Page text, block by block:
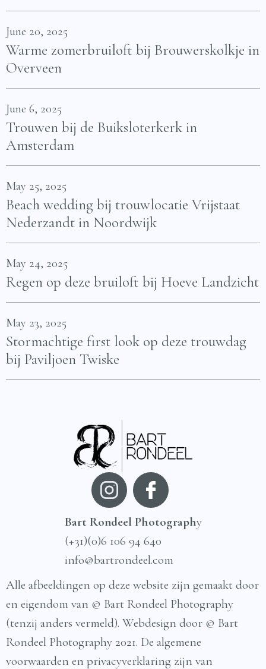
June 20, 2025
Warme zomerbruiloft bij Brouwerskolkje in
Overveen
June 6, 2025
Trouwen bij de Buiksloterkerk in
Amsterdam
May 25, 2025
Beach wedding bij trouwlocatie Vrijstaat
Nederzandt in Noordwijk
May 24, 2025
Regen op deze bruiloft bij Hoeve Landzicht
May 23, 2025
Stormachtige first look op deze trouwdag
bij Paviljoen Twiske
Bart Rondeel Photography
(+31)(0)6 106 94 640
info@bartrondeel.com
Alle afbeeldingen op deze website zijn gemaakt door
en eigendom van © Bart Rondeel Photography
(tenzij anders vermeld). Webdesign door © Bart
Rondeel Photography 2021. De algemene
voorwaarden en privacyverklaring zijn van